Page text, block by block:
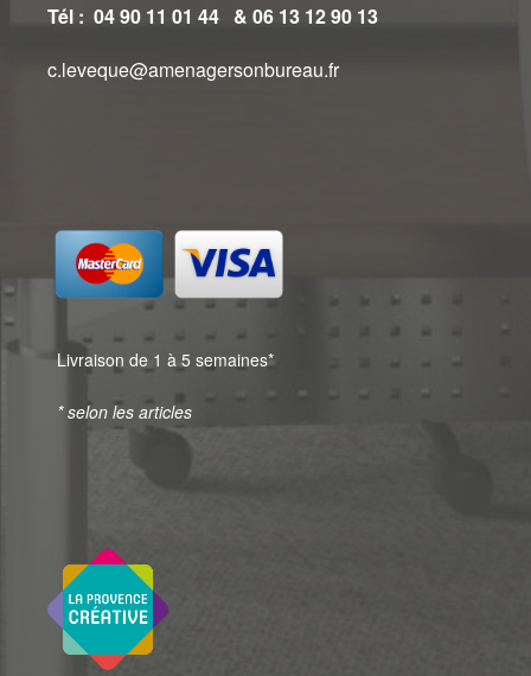
Tél : 04 90 11 01 44 & 06 13 12 90 13
c.leveque@amenagersonbureau.fr
Livraison de 1 à 5 semaines*
* selon les articles